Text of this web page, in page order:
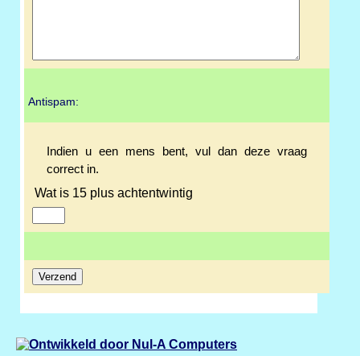
Antispam:
Indien u een mens bent, vul dan deze vraag
correct in.
Wat is 15 plus achtentwintig